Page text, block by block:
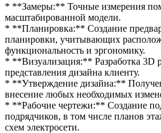
* **Замеры:** Точные измерения
масштабированной модели.
* **Планировка:** Создание
планировки, учитывающих
функциональность и эргономику.
* **Визуализация:** Разработка 3D
представления дизайна клиенту.
* **Утверждение дизайна:**
внесение любых необходимых
* **Рабочие чертежи:** Создание
подрядчиков, в том числе планов
схем электросети.